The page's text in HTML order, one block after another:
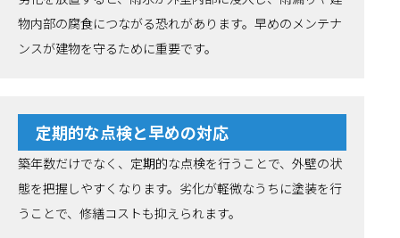
物内部の腐食につながる恐れがあります。早めのメンテナ
ンスが建物を守るために重要です。
定期的な点検と早めの対応
築年数だけでなく、定期的な点検を行うことで、外壁の状
態を把握しやすくなります。劣化が軽微なうちに塗装を行
うことで、修繕コストも抑えられます。